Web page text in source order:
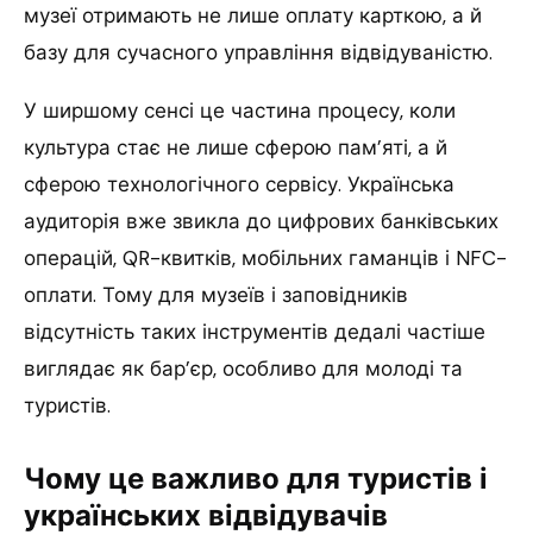
музеї отримають не лише оплату карткою, а й
базу для сучасного управління відвідуваністю.
У ширшому сенсі це частина процесу, коли
культура стає не лише сферою пам’яті, а й
сферою технологічного сервісу. Українська
аудиторія вже звикла до цифрових банківських
операцій, QR-квитків, мобільних гаманців і NFC-
оплати. Тому для музеїв і заповідників
відсутність таких інструментів дедалі частіше
виглядає як бар’єр, особливо для молоді та
туристів.
Чому це важливо для туристів і
українських відвідувачів